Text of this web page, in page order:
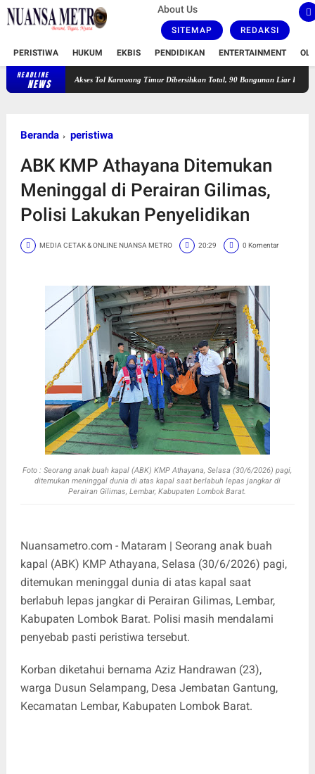
About Us
SITEMAP REDAKSI
PERISTIWA HUKUM EKBIS PENDIDIKAN ENTERTAINMENT
HEADLINE
NEWS
Akses Tol Karawang Timur Dibersihkan Total, 90 Bangunan Liar Dibongkar dan PLN
Beranda peristiwa
ABK KMP Athayana Ditemukan
Meninggal di Perairan Gilimas,
Polisi Lakukan Penyelidikan
MEDIA CETAK & ONLINE NUANSA METRO 20:29 0 Komentar
Foto :Seorang anak buah kapal (ABK) KMP Athayana, Selasa (30/6/2026) pagi,
ditemukan meninggal dunia di atas kapal saat berlabuh lepas jangkar di
Perairan Gilimas, Lembar, Kabupaten Lombok Barat.
Nuansametro.com - Mataram | Seorang anak buah
kapal (ABK) KMP Athayana, Selasa (30/6/2026) pagi,
ditemukan meninggal dunia di atas kapal saat
berlabuh lepas jangkar di Perairan Gilimas, Lembar,
Kabupaten Lombok Barat. Polisi masih mendalami
penyebab pasti peristiwa tersebut.
Korban diketahui bernama Aziz Handrawan (23),
warga Dusun Selampang, Desa Jembatan Gantung,
Kecamatan Lembar, Kabupaten Lombok Barat.